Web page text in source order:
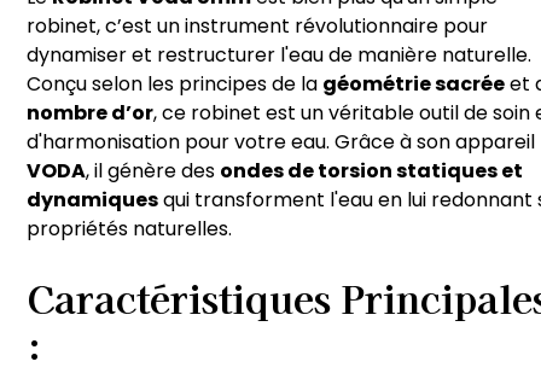
robinet, c’est un instrument révolutionnaire pour
dynamiser et restructurer l'eau de manière naturelle.
Conçu selon les principes de la géométrie sacrée et
nombre d’or, ce robinet est un véritable outil de soin
d'harmonisation pour votre eau. Grâce à son appareil
VODA, il génère des ondes de torsion statiques et
dynamiques qui transforment l'eau en lui redonnant
propriétés naturelles.
Caractéristiques
: